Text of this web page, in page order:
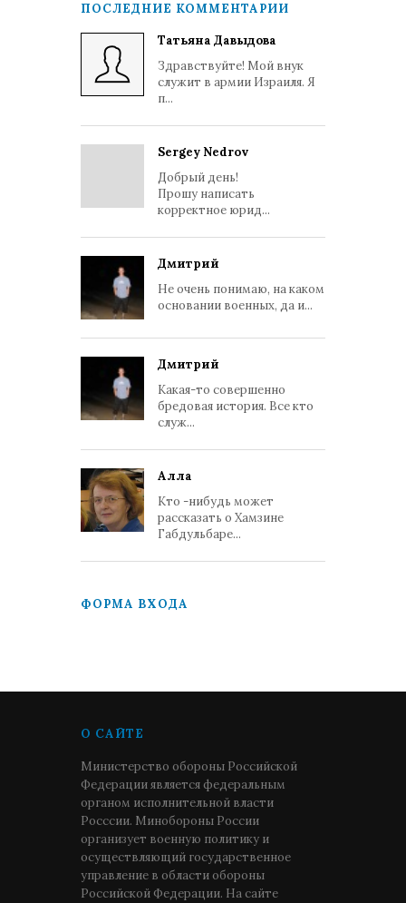
ПОСЛЕДНИЕ КОММЕНТАРИИ
Татьяна Давыдова
Здравствуйте! Мой внук
служит в армии Израиля. Я
п...
Sergey Nedrov
Добрый день!
Прошу написать
корректное юрид...
Дмитрий
Не очень понимаю, на каком
основании военных, да и...
Дмитрий
Какая-то совершенно
бредовая история. Все кто
служ...
Алла
Кто -нибудь может
рассказать о Хамзине
Габдульбаре...
ФОРМА ВХОДА
О САЙТЕ
Министерство обороны Российской
Федерации является федеральным
органом исполнительной власти
Росссии. Минобороны России
организует военную политику и
осуществляющий государственное
управление в области обороны
Российской Федерации. На сайте